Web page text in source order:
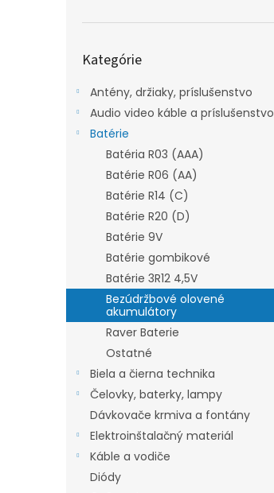
kategórie
Kategórie
Antény, držiaky, príslušenstvo
Audio video káble a príslušenstvo
Batérie
Batéria R03 (AAA)
Batérie R06 (AA)
Batérie R14 (C)
Batérie R20 (D)
Batérie 9V
Batérie gombikové
Batérie 3R12 4,5V
Bezúdržbové olovené
akumulátory
Raver Baterie
Ostatné
Biela a čierna technika
Čelovky, baterky, lampy
Dávkovače krmiva a fontány
Elektroinštalačný materiál
Káble a vodiče
Diódy